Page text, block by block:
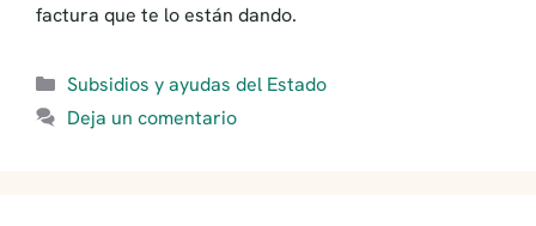
factura que te lo están dando.
Categorías
Subsidios y ayudas del Estado
Deja un comentario